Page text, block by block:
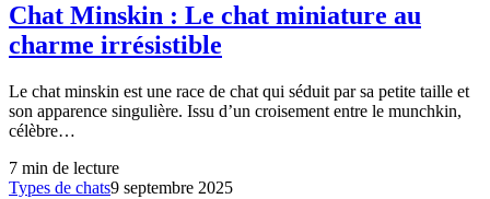
Chat Minskin : Le chat miniature au
charme irrésistible
Le chat minskin est une race de chat qui séduit par sa petite taille et
son apparence singulière. Issu d’un croisement entre le munchkin,
célèbre…
7 min de lecture
Types de chats9 septembre 2025